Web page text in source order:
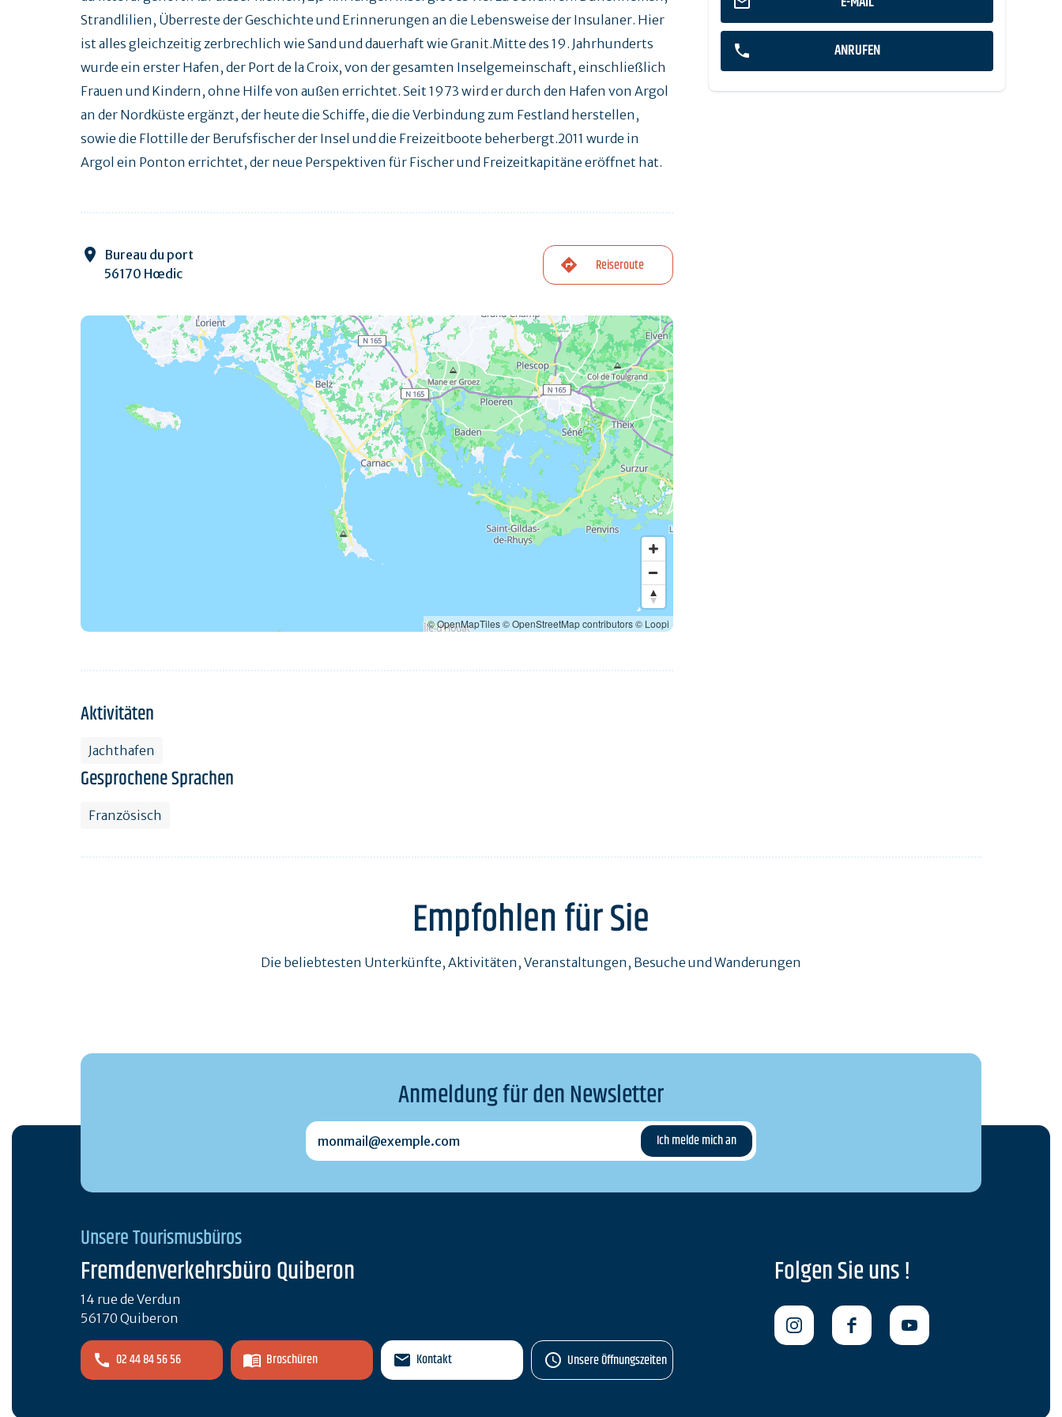
ANRUFEN
Strandlilien, Überreste der Geschichte und Erinnerungen an die Lebensweise der Insulaner. Hier
ist alles gleichzeitig zerbrechlich wie Sand und dauerhaft wie Granit.Mitte des 19. Jahrhunderts
wurde ein erster Hafen, der Port de la Croix, von der gesamten Inselgemeinschaft, einschließlich
Frauen und Kindern, ohne Hilfe von außen errichtet. Seit 1973 wird er durch den Hafen von Argol
an der Nordküste ergänzt, der heute die Schiffe, die die Verbindung zum Festland herstellen,
sowie die Flottille der Berufsfischer der Insel und die Freizeitboote beherbergt.2011 wurde in
Argol ein Ponton errichtet, der neue Perspektiven für Fischer und Freizeitkapitäne eröffnet hat.
Bureau du port
56170 Hœdic
Reiseroute
© OpenMapTiles© OpenStreetMap contributors© Loopi
Aktivitäten
Jachthafen
Gesprochene Sprachen
Französisch
Empfohlen für Sie
Die beliebtesten Unterkünfte, Aktivitäten, Veranstaltungen, Besuche und Wanderungen
Anmeldung für den Newsletter
monmail@exemple.com
Unsere Tourismusbüros
Fremdenverkehrsbüro Quiberon
14 rue de Verdun
56170 Quiberon
02 44 84 56 56 Broschüren Kontakt Unsere Öffnungszeiten
Folgen Sie uns !